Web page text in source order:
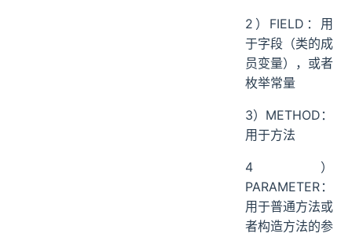
2）FIELD：用
于字段（类的成
员变量），或者
枚举常量
3）METHOD：
用于方法
4）
PARAMETER：
用于普通方法或
者构造方法的参